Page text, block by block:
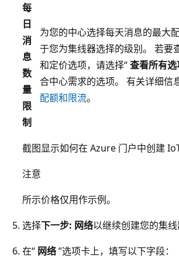
每
日
消
息
数
量
限
制
为您的中心选择每天消息的最大
于您为集线器选择的级别。 若要
和定价选项，请选择“查看所有选
合中心需求的选项。 有关详细信
配额和限流。
截图显示如何在 Azure 门户中创建 IoT
注意
所示价格仅用作示例。
选择下一步: 网络以继续创建您的集线
在“ 网络”选项卡上，填写以下字段：